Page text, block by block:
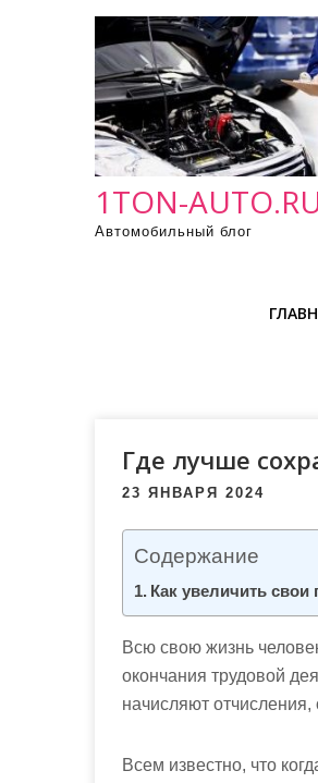
1TON-
Автомобильный блог
Где лучше
23 ЯНВАРЯ 2024
Содержание
Как увеличить свои
Всю свою жизнь
окончания трудовой
начисляют
Всем известно, что